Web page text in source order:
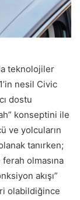
teknolojiler
nesil Civic
dostu
konseptini ile
ve yolcuların
tanırken;
ferah olmasına
akışı”
olabildiğince